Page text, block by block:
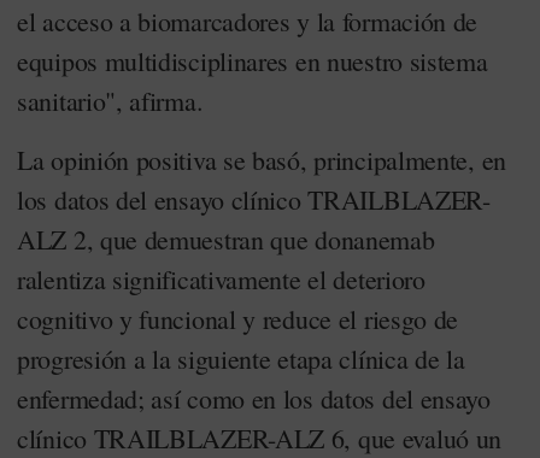
el acceso a biomarcadores y la formación de
equipos multidisciplinares en nuestro sistema
sanitario", afirma.
La opinión positiva se basó, principalmente, en
los datos del ensayo clínico TRAILBLAZER-
ALZ 2, que demuestran que donanemab
ralentiza significativamente el deterioro
cognitivo y funcional y reduce el riesgo de
progresión a la siguiente etapa clínica de la
enfermedad; así como en los datos del ensayo
clínico TRAILBLAZER-ALZ 6, que evaluó un